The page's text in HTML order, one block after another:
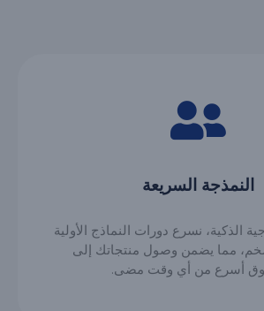
النمذجة السريعة
الذكية، نسرع دورات النماذج الأولية
مما يضمن وصول منتجاتك إلى
أسرع من أي وقت مضى.